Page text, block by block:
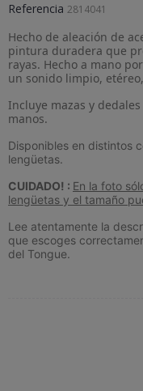
Referencia 2814041
Hecho de aleación de
pintura duradera que
rayas. Hecho a mano
un sonido limpio,
Incluye mazas y
manos.
Disponibles en distintos
lengüetas.
CUIDADO! : En la foto
lengüetas y el tamaño
Lee atentamente la
que escoges
del Tongue.